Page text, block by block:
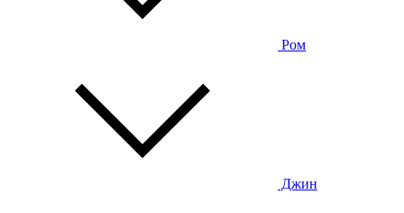
Ром
Джин